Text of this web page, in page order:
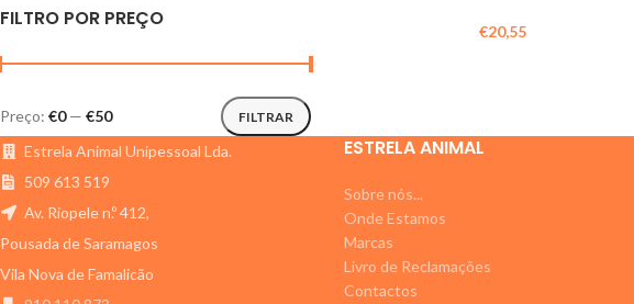
FILTRO POR PREÇO
FILTRAR
Preço: €0— €50
€20,55
Estrela Animal Unipessoal Lda.
509 613 519
Av. Riopele n.º 412,
Pousada de Saramagos
Vila Nova de Famalicão
ESTRELA ANIMAL
Sobre nós...
Onde Estamos
Marcas
Livro de Reclamações
Contactos